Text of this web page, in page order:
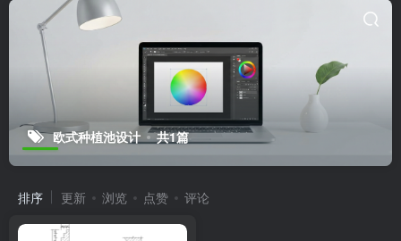
欧式种植池设计 共1篇
排序 更新 浏览 点赞 评论